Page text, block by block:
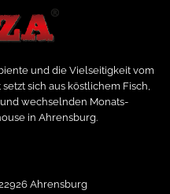
und die Vielseitigkeit vom
setzt sich aus köstlichem Fisch,
wechselnden Monats-
in Ahrensburg.
Ahrensburg